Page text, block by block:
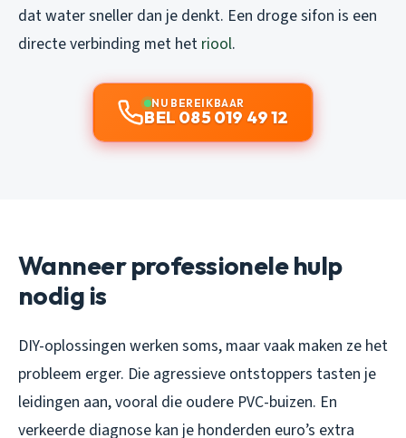
dat water sneller dan je denkt. Een droge sifon is een
directe verbinding met het riool.
NU BEREIKBAAR
BEL 085 019 49 12
Wanneer professionele hulp
nodig is
DIY-oplossingen werken soms, maar vaak maken ze het
probleem erger. Die agressieve ontstoppers tasten je
leidingen aan, vooral die oudere PVC-buizen. En
verkeerde diagnose kan je honderden euro’s extra